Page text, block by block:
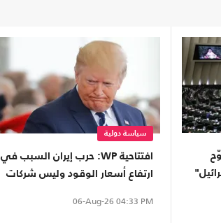
سياسة دولية
افتتاحية WP: حرب إيران السبب في
ارتفاع أسعار الوقود وليس شركات
06-Aug-26 04:33 PM